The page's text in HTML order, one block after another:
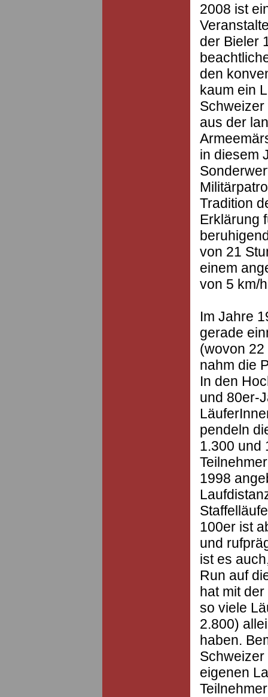
2008 ist
der Bieler
den
kaum ein
aus der
in diesem
Tradition
Erklärung
von 21
einem
von 5 km/
Im Jahre
gerade
(wovon
nahm die
In den
und 80er-
pendeln
1.300 und
1998
100er ist
und
ist es
Run auf
hat mit
so viele
2.800)
haben.
eigenen